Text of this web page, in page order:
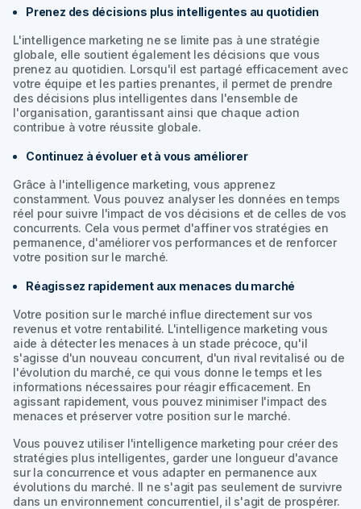
Prenez des décisions plus intelligentes au quotidien
L'intelligence marketing ne se limite pas à une stratégie
globale, elle soutient également les décisions que vous
prenez au quotidien. Lorsqu'il est partagé efficacement avec
votre équipe et les parties prenantes, il permet de prendre
des décisions plus intelligentes dans l'ensemble de
l'organisation, garantissant ainsi que chaque action
contribue à votre réussite globale.
Continuez à évoluer et à vous améliorer
Grâce à l'intelligence marketing, vous apprenez
constamment. Vous pouvez analyser les données en temps
réel pour suivre l'impact de vos décisions et de celles de vos
concurrents. Cela vous permet d'affiner vos stratégies en
permanence, d'améliorer vos performances et de renforcer
votre position sur le marché.
Réagissez rapidement aux menaces du marché
Votre position sur le marché influe directement sur vos
revenus et votre rentabilité. L'intelligence marketing vous
aide à détecter les menaces à un stade précoce, qu'il
s'agisse d'un nouveau concurrent, d'un rival revitalisé ou de
l'évolution du marché, ce qui vous donne le temps et les
informations nécessaires pour réagir efficacement. En
agissant rapidement, vous pouvez minimiser l'impact des
menaces et préserver votre position sur le marché.
Vous pouvez utiliser l'intelligence marketing pour créer des
stratégies plus intelligentes, garder une longueur d'avance
sur la concurrence et vous adapter en permanence aux
évolutions du marché. Il ne s'agit pas seulement de survivre
dans un environnement concurrentiel, il s'agit de prospérer.